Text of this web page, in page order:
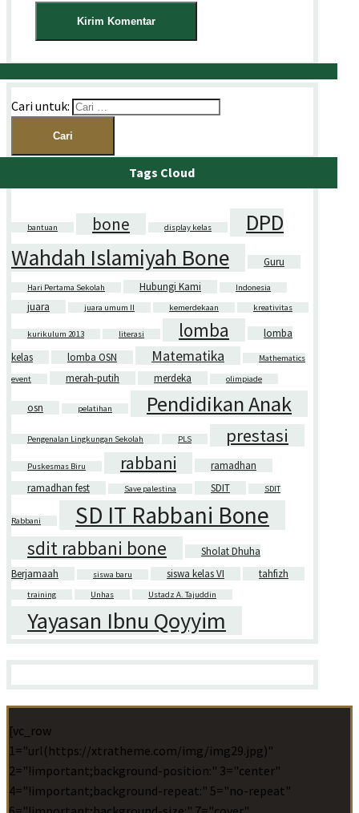
Cari untuk:
Tags Cloud
bantuan bone display kelas
DPD
Wahdah Islamiyah Bone
Guru
Hari Pertama Sekolah Hubungi Kami Indonesia
juara juara umum II kemerdekaan kreativitas
kurikulum 2013 literasi lomba
lomba
kelas
lomba OSN Matematika
Mathematics
event
merah-putih merdeka olimpiade
osn pelatihan Pendidikan Anak
Pengenalan Lingkungan Sekolah PLS prestasi
Puskesmas Biru rabbani
ramadhan
ramadhan fest
Save palestina SDIT SDIT
Rabbani SD IT Rabbani Bone
sdit rabbani bone
Sholat Dhuha
Berjamaah
siswa baru siswa kelas VI tahfizh
training Unhas Ustadz A. Tajuddin
Yayasan Ibnu Qoyyim
[vc_row
1="url(https://xtratheme.com/img/img29.jpg)"
2="!important;background-position:" 3="center"
4="!important;background-repeat:" 5="no-repeat"